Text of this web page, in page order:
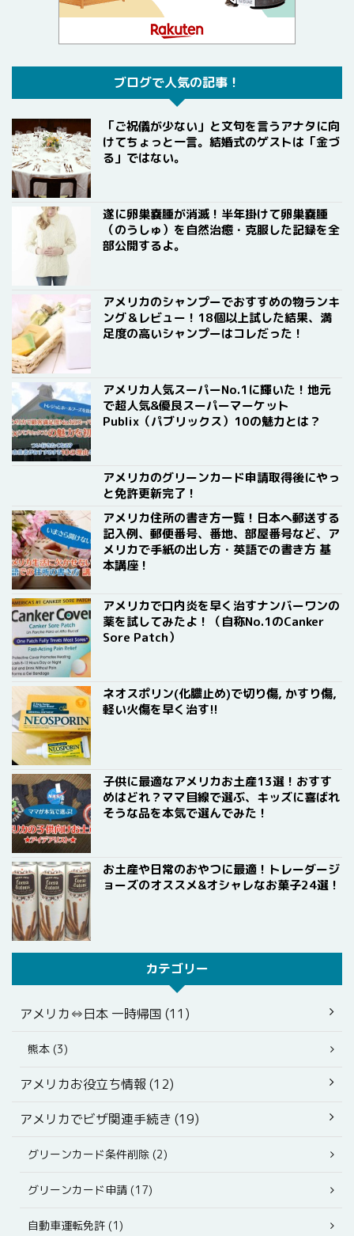
ブログで人気の記事！
「ご祝儀が少ない」と文句を言うアナタに向
けてちょっと一言。結婚式のゲストは「金づ
る」ではない。
遂に卵巣嚢腫が消滅！半年掛けて卵巣嚢腫
（のうしゅ）を自然治癒・克服した記録を全
部公開するよ。
アメリカのシャンプーでおすすめの物ランキ
ング＆レビュー！18個以上試した結果、満
足度の高いシャンプーはコレだった！
アメリカ人気スーパーNo.1に輝いた！地元
で超人気&優良スーパーマーケット
Publix（パブリックス）10の魅力とは？
アメリカのグリーンカード申請取得後にやっ
と免許更新完了！
アメリカ住所の書き方一覧！日本へ郵送する
記入例、郵便番号、番地、部屋番号など、ア
メリカで手紙の出し方・英語での書き方 基
本講座！
アメリカで口内炎を早く治すナンバーワンの
薬を試してみたよ！（自称No.1のCanker
Sore Patch）
ネオスポリン(化膿止め)で切り傷, かすり傷,
軽い火傷を早く治す!!
子供に最適なアメリカお土産13選！おすす
めはどれ？ママ目線で選ぶ、キッズに喜ばれ
そうな品を本気で選んでみた！
お土産や日常のおやつに最適！トレーダージ
ョーズのオススメ&オシャレなお菓子24選！
カテゴリー
アメリカ⇔日本 一時帰国 (11)
熊本 (3)
アメリカお役立ち情報 (12)
アメリカでビザ関連手続き (19)
グリーンカード条件削除 (2)
グリーンカード申請 (17)
自動車運転免許 (1)